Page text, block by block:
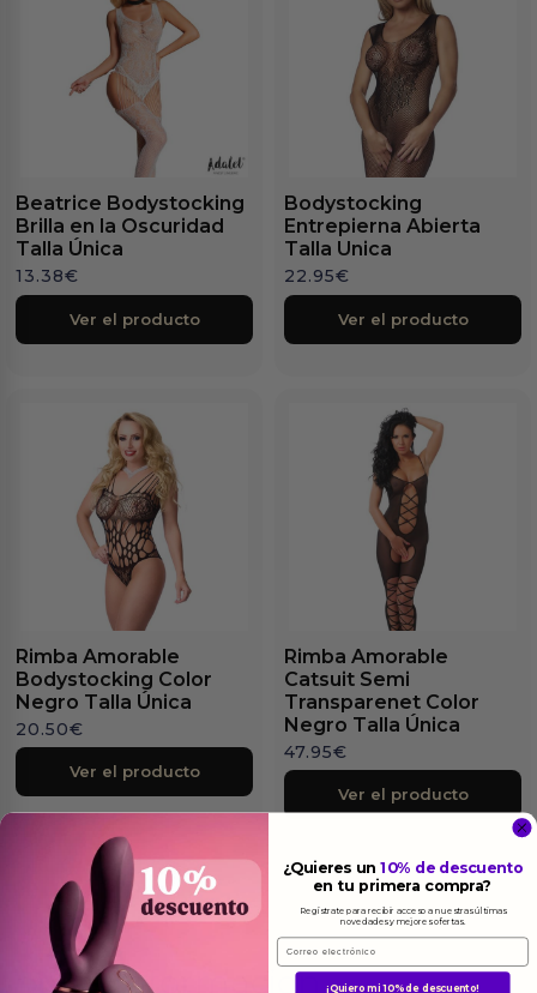
Beatrice Bodystocking
Brilla en la Oscuridad
Talla Única
13.38€
Ver el producto
Bodystocking
Entrepierna Abierta
Talla Unica
22.95€
Ver el producto
Rimba Amorable
Bodystocking Color
Negro Talla Única
20.50€
Ver el producto
Rimba Amorable
Catsuit Semi
Transparenet Color
Negro Talla Única
47.95€
Ver el producto
Másinformacion
¿Quieres un10% de descuento
en tu primera compra?
Regístrate para recibir acceso a nuestras últimas
novedades y mejores ofertas.
Email
¡Quiero mi 10% de descuento!